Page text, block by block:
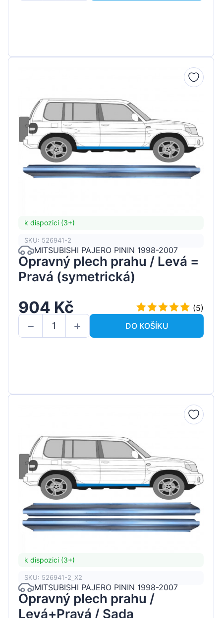
k dispozici (3+)
SKU: 526941-2
MITSUBISHI PAJERO PININ 1998-2007
Opravný plech prahu / Levá =
Pravá (symetrická)
904 Kč
(5)
DO KOŠÍKU
k dispozici (3+)
SKU: 526941-2_X2
MITSUBISHI PAJERO PININ 1998-2007
Opravný plech prahu /
Levá+Pravá / Sada